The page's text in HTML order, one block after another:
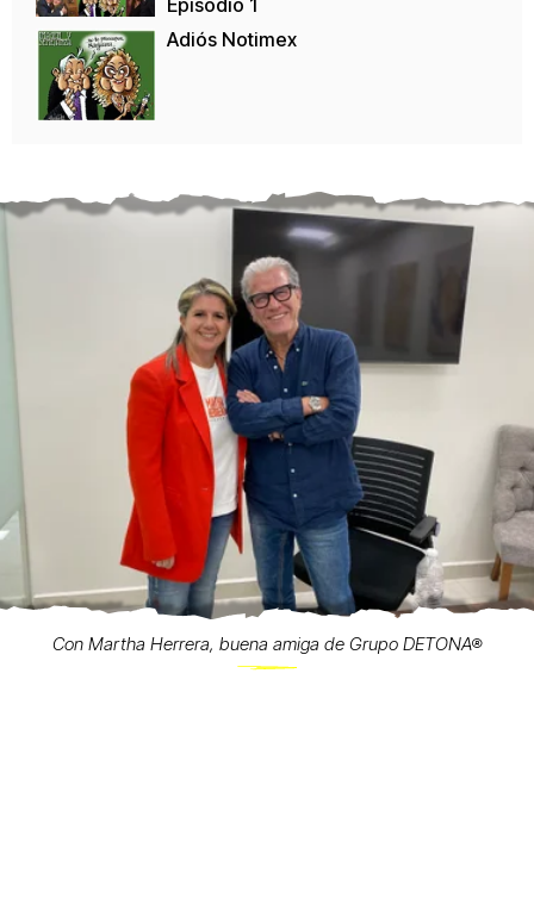
Episodio 1
Adiós Notimex
Con Martha Herrera, buena amiga de Grupo DETONA®